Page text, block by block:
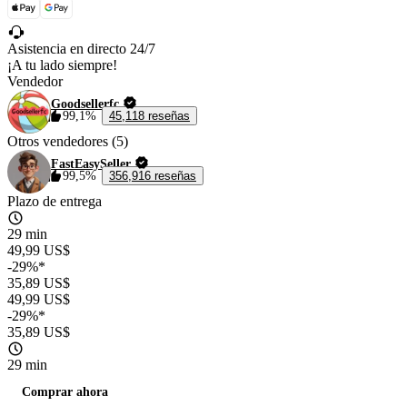
Asistencia en directo 24/7
¡A tu lado siempre!
Vendedor
Goodsellerfc
99,1%
45,118 reseñas
Otros vendedores (5)
FastEasySeller
99,5%
356,916 reseñas
Plazo de entrega
29 min
49,99 US$
-29%*
35,89 US$
49,99 US$
-29%*
35,89 US$
29 min
Comprar ahora